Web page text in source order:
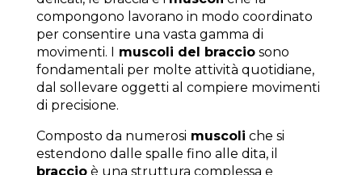
compongono lavorano in modo coordinato
per consentire una vasta gamma di
movimenti. I
muscoli del bracciosono
fondamentali per molte attività quotidiane,
dal sollevare oggetti al compiere movimenti
di precisione.
Composto da numerosi muscoli che si
estendono dalle spalle fino alle dita, il
braccioè una struttura complessa e